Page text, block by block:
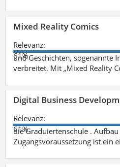
Mixed Reality Comics
Relevanz:
61%
und Geschichten, sogenannte
verbreitet. Mit „Mixed Reality
Digital Business
Relevanz:
61%
die Graduiertenschule .
Zugangsvoraussetzung ist ein